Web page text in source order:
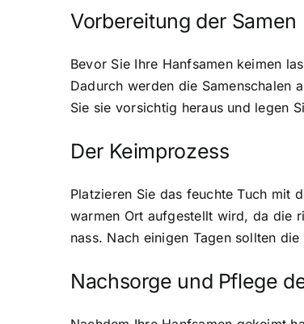
Vorbereitung der Samen
Bevor Sie Ihre Hanfsamen keimen
Dadurch werden die Samenschalen
Sie sie vorsichtig heraus und legen
Der Keimprozess
Platzieren Sie das feuchte Tuch mit
warmen Ort aufgestellt wird, da die
nass. Nach einigen Tagen sollten
Nachsorge und Pflege